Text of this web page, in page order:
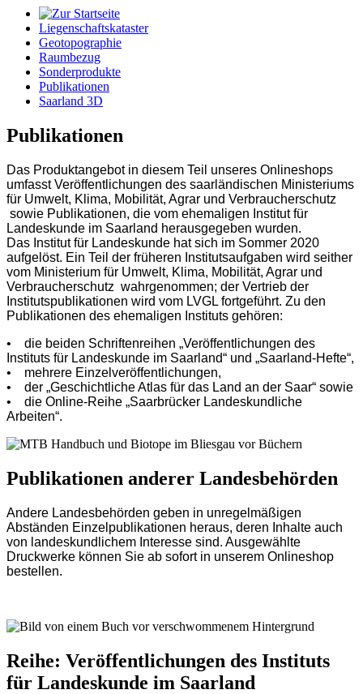
Liegenschaftskataster
Geotopographie
Raumbezug
Sonderprodukte
Publikationen
Saarland 3D
Publikationen
Das Produktangebot in diesem Teil unseres Onlineshops
umfasst Veröffentlichungen des saarländischen Ministeriums
für Umwelt, Klima, Mobilität, Agrar und Verbraucherschutz
sowie Publikationen, die vom ehemaligen Institut für
Landeskunde im Saarland herausgegeben wurden.
Das Institut für Landeskunde hat sich im Sommer 2020
aufgelöst. Ein Teil der früheren Institutsaufgaben wird seither
vom Ministerium für Umwelt, Klima, Mobilität, Agrar und
Verbraucherschutz wahrgenommen; der Vertrieb der
Institutspublikationen wird vom LVGL fortgeführt. Zu den
Publikationen des ehemaligen Instituts gehören:
• die beiden Schriftenreihen „Veröffentlichungen des
Instituts für Landeskunde im Saarland“ und „Saarland-Hefte“,
• mehrere Einzelveröffentlichungen,
• der „Geschichtliche Atlas für das Land an der Saar“ sowie
• die Online-Reihe „Saarbrücker Landeskundliche
Arbeiten“.
Publikationen anderer Landesbehörden
Andere Landesbehörden geben in unregelmäßigen
Abständen Einzelpublikationen heraus, deren Inhalte auch
von landeskundlichem Interesse sind. Ausgewählte
Druckwerke können Sie ab sofort in unserem Onlineshop
bestellen.
Reihe: Veröffentlichungen des Instituts
für Landeskunde im Saarland